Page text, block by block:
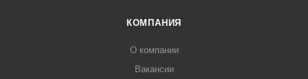
КОМПАНИЯ
О компании
Вакансии